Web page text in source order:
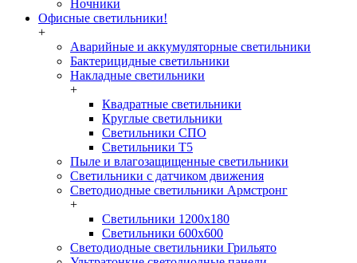
Ночники
Офисные светильники!
+
Аварийные и аккумуляторные светильники
Бактерицидные светильники
Накладные светильники
+
Квадратные светильники
Круглые светильники
Светильники СПО
Светильники Т5
Пыле и влагозащищенные светильники
Светильники с датчиком движения
Светодиодные светильники Армстронг
+
Светильники 1200х180
Светильники 600х600
Светодиодные светильники Грильято